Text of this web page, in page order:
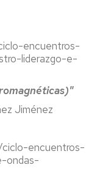
encuentros-
liderazgo-e-
Jiménez
ciclo-encuentros-
ondas-